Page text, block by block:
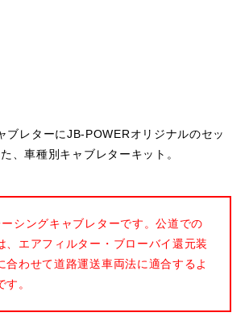
ブレターにJB-POWERオリジナルのセッ
、車種別キャブレターキット。
シングキャブレターです。公道での
、エアフィルター・ブローバイ還元装
合わせて道路運送車両法に適合するよ
。